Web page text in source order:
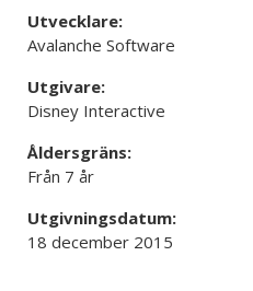
Utvecklare:
Avalanche Software
Utgivare:
Disney Interactive
Åldersgräns:
Från 7 år
Utgivningsdatum:
18 december 2015